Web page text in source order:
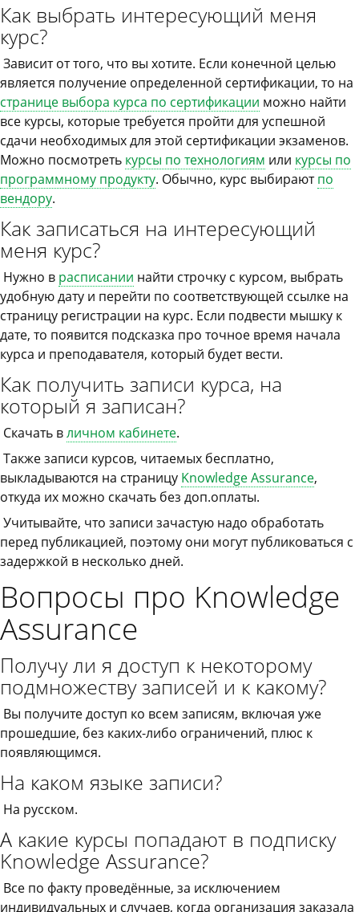
Как выбрать интересующий меня
курс?
Зависит от того, что вы хотите. Если конечной целью
является получение определенной сертификации, то на
странице выбора курса по сертификации можно найти
все курсы, которые требуется пройти для успешной
сдачи необходимых для этой сертификации экзаменов.
Можно посмотреть курсы по технологиям или курсы по
программному продукту. Обычно, курс выбираютпо
вендору.
Как записаться на интересующий
меня курс?
Нужно в расписании найти строчку с курсом, выбрать
удобную дату и перейти по соответствующей ссылке на
страницу регистрации на курс. Если подвести мышку к
дате, то появится подсказка про точное время начала
курса и преподавателя, который будет вести.
Как получить записи курса, на
который я записан?
Скачать вличном кабинете.
Также записи курсов, читаемых бесплатно,
выкладываются на страницу Knowledge Assurance,
откуда их можно скачать без доп.оплаты.
Учитывайте, что записи зачастую надо обработать
перед публикацией, поэтому они могут публиковаться с
задержкой в несколько дней.
Вопросы про Knowledge
Assurance
Получу ли я доступ к некоторому
подмножеству записей и к какому?
Вы получите доступ ко всем записям, включая уже
прошедшие, без каких-либо ограничений, плюс к
появляющимся.
На каком языке записи?
На русском.
А какие курсы попадают в подписку
Knowledge Assurance?
Все по факту проведённые, за исключением
индивидуальных и случаев, когда организация заказала